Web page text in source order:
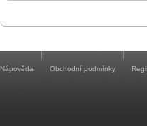
Nápověda Obchodní podmínky